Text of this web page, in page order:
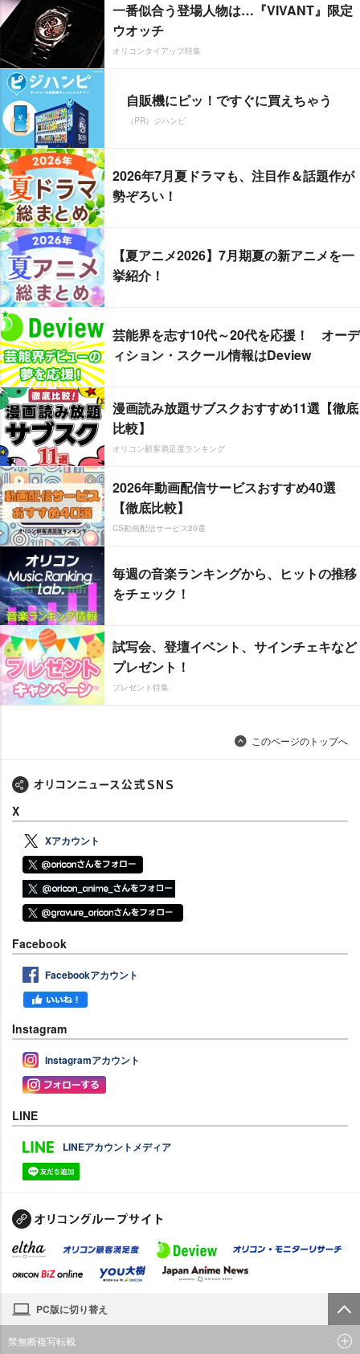
一番似合う登場人物は…『VIVANT』限定
ウオッチ
オリコンタイアップ特集
自販機にピッ！ですぐに買えちゃう
（PR）ジハンピ
2026年7月夏ドラマも、注目作＆話題作が
勢ぞろい！
【夏アニメ2026】7月期夏の新アニメを一
挙紹介！
芸能界を志す10代～20代を応援！ オーデ
ィション・スクール情報はDeview
漫画読み放題サブスクおすすめ11選【徹底
比較】
オリコン顧客満足度ランキング
2026年動画配信サービスおすすめ40選
【徹底比較】
CS動画配信サービス20選
毎週の音楽ランキングから、ヒットの推移
をチェック！
試写会、登壇イベント、サインチェキなど
プレゼント！
プレゼント特集
このページのトップへ
X
Xアカウント
Facebook
Facebookアカウント
Instagram
Instagramアカウント
LINE
LINEアカウントメディア
PC版に切り替え
禁無断複写転載